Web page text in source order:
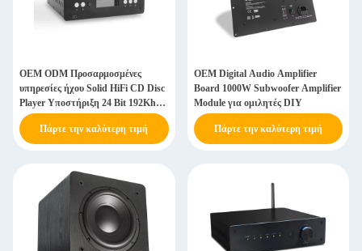
OEM ODM Προσαρμοσμένες
υπηρεσίες ήχου Solid HiFi CD Disc
Player Υποστήριξη 24 Bit 192Khz
DAC
Πάρτε την καλύτερη τιμή
OEM Digital Audio Amplifier
Board 1000W Subwoofer Amplifier
Module για ομιλητές DIY
Πάρτε την καλύτερη τιμή